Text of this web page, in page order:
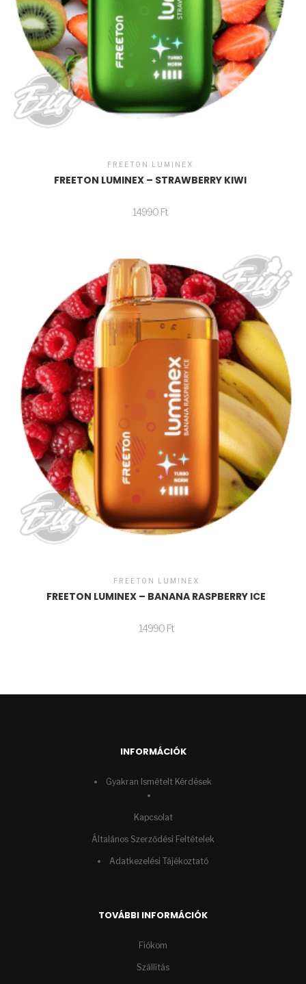
FREETON LUMINEX
FREETON LUMINEX – STRAWBERRY KIWI
14990 Ft
FREETON LUMINEX
FREETON LUMINEX – BANANA RASPBERRY ICE
14990 Ft
INFORMÁCIÓK
Gyakran Ismételt Kérdések
Kapcsolat
Általános Szerződési Feltételek
Adatkezelési Tájékoztató
TOVÁBBI INFORMÁCIÓK
Fiókom
Szállítás